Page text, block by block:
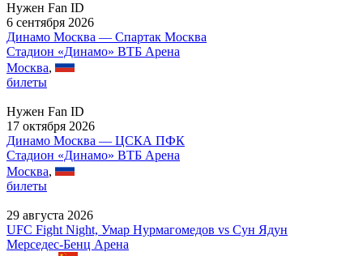
Нужен Fan ID
6 сентября 2026
Динамо Москва — Спартак Москва
Стадион «Динамо» ВТБ Арена
Москва,
билеты
Нужен Fan ID
17 октября 2026
Динамо Москва — ЦСКА ПФК
Стадион «Динамо» ВТБ Арена
Москва,
билеты
29 августа 2026
UFC Fight Night, Умар Нурмагомедов vs Сун Ядун
Мерседес-Бенц Арена